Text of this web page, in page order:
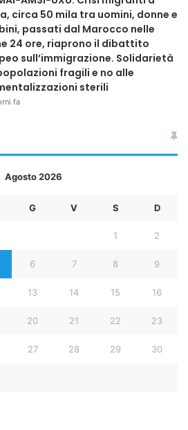
E RELAZIONI
E SVILUPPO
circa 50 mila tra uomini, donne e
passati dal Marocco nelle
24 ore, riaprono il dibattito
sull’immigrazione. Solidarietà
fragili e no alle
sterili
fa
Agosto 2026
G V S D
1 2
6 7 8 9
13 14 15 16
20 21 22 23
27 28 29 30